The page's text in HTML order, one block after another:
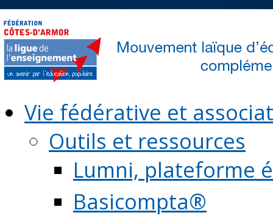
Vie fédérative et
Outils et ressources
Lumni, plateforme
Basicompta®